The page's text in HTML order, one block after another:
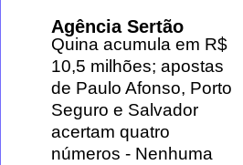
Agência Sertão
Quina acumula em R$
10,5 milhões; apostas
de Paulo Afonso, Porto
Seguro e Salvador
acertam quatro
números - Nenhuma